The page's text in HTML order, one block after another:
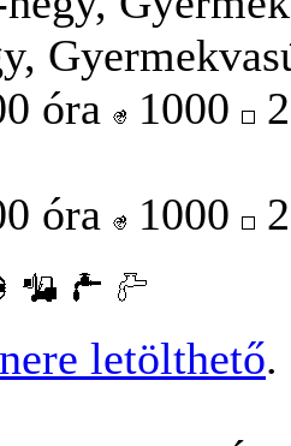
óra
1000
óra 1000
letölthető.